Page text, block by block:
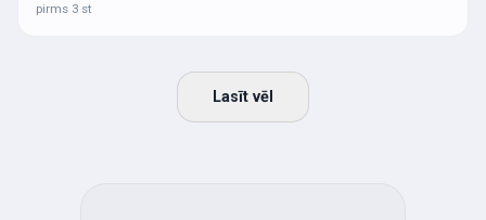
pirms 3 st
Lasīt vēl